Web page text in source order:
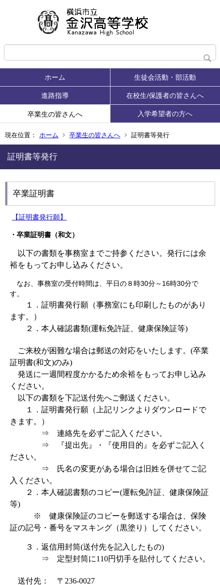
ホーム 生徒会活動・部活動
進路指導 在校生/保護者の皆さんへ
卒業生の皆さんへ 入学希望者の方へ
現在位置： ホーム 卒業生の皆さんへ 証明書等発行
証明書等発行
卒業証明書
【証明書発行願】
・卒業証明書（和文）
以下の書類を事務室までご持参ください。発行には余
裕をもってお申し込みください。
なお、事務室の受付時間は、平日の８時30分～16時30分で
す。
１．証明書発行願（事務室にも印刷したものがあり
ます。）
２．本人確認書類(運転免許証、健康保険証等)
ご来校が困難な場合は郵送の対応をいたします。(卒業
証明書(和文)のみ)
発送に一週間程度かかるため余裕をもってお申し込み
ください。
以下の書類を下記送付先へご郵送ください。
１．証明書発行願（上記リンクよりダウンロードで
きます。）
⇒ 連絡先を必ずご記入ください。
⇒ 『提出先』・『使用目的』を必ずご記入く
ださい。
⇒ 氏名の変更がある場合は旧姓を併せてご記
入ください。
２．本人確認書類のコピー(運転免許証、健康保険証
等)
※ 健康保険証のコピーを郵送する場合は、保険
証の記号・番号をマスキング（黒塗り）してください。
３．返信用封筒(送付先を記入したもの)
⇒ 定型封筒に110円切手を貼付してください。
送付先： 〒236-0027